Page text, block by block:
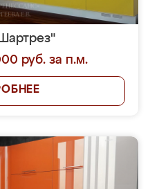
руб. за п.м.